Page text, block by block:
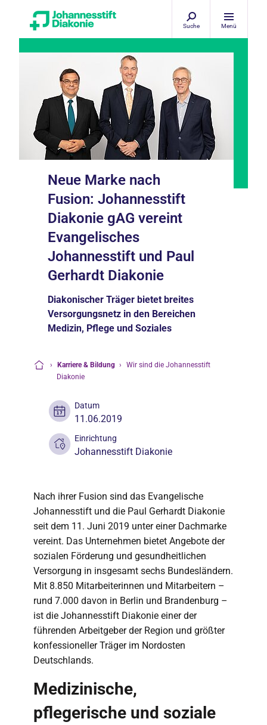
Suche Menü
Neue Marke nach
Fusion: Johannesstift
Diakonie gAG vereint
Evangelisches
Johannesstift und Paul
Gerhardt Diakonie
Diakonischer Träger bietet breites
Versorgungsnetz in den Bereichen
Medizin, Pflege und Soziales
› Karriere & Bildung ›
Wir sind die Johannesstift
Diakonie
Datum
11.06.2019
Einrichtung
Johannesstift Diakonie
Nach ihrer Fusion sind das Evangelische
Johannesstift und die Paul Gerhardt Diakonie
seit dem 11. Juni 2019 unter einer Dachmarke
vereint. Das Unternehmen bietet Angebote der
sozialen Förderung und gesundheitlichen
Versorgung in insgesamt sechs Bundesländern.
Mit 8.850 Mitarbeiterinnen und Mitarbeitern –
rund 7.000 davon in Berlin und Brandenburg –
ist die Johannesstift Diakonie einer der
führenden Arbeitgeber der Region und größter
konfessioneller Träger im Nordosten
Deutschlands.
Medizinische,
pflegerische und soziale